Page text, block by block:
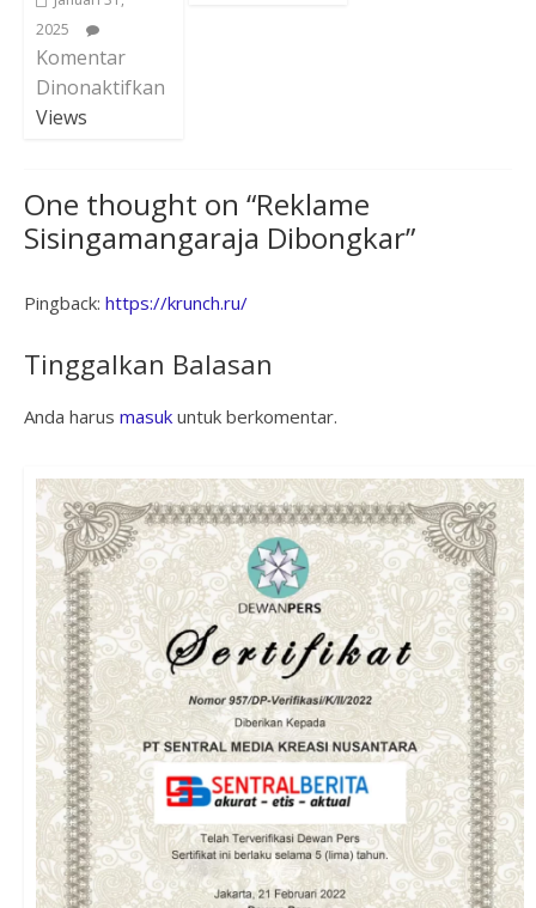
2025
Komentar
Dinonaktifkan
Views
One thought on “Reklame
Sisingamangaraja Dibongkar”
Pingback: https://krunch.ru/
Tinggalkan Balasan
Anda harus masukuntuk berkomentar.